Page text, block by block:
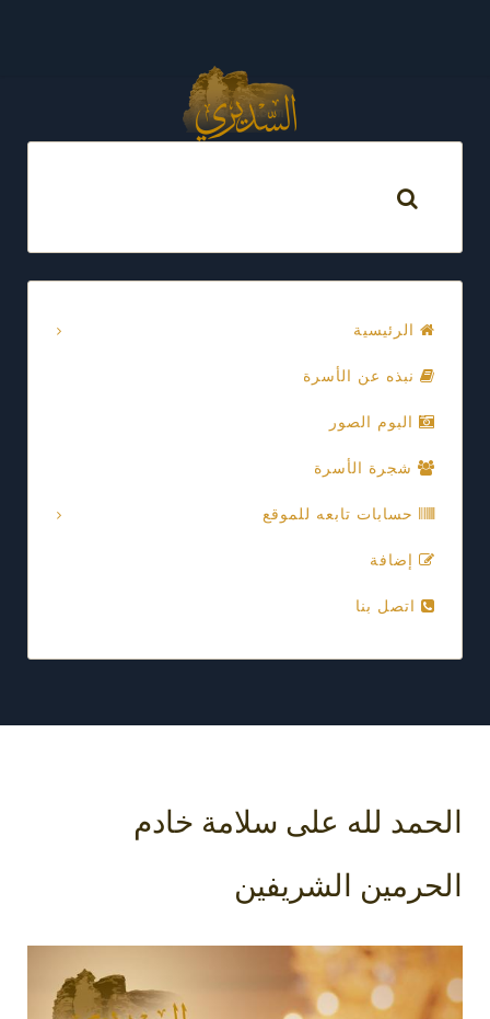
الرئيسية
نبذه عن الأسرة
البوم الصور
شجرة الأسرة
حسابات تابعه للموقع
إضافة
اتصل بنا
الحمد لله على سلامة خادم
الحرمين الشريفين